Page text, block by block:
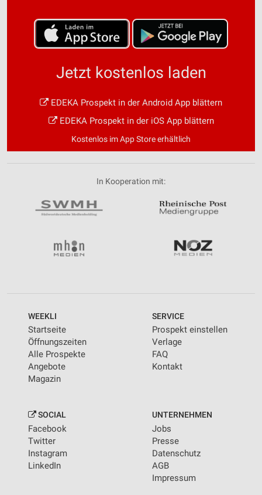
Jetzt kostenlos laden
EDEKA Prospekt in der Android App blättern
EDEKA Prospekt in der iOS App blättern
Kostenlos im App Store erhältlich
In Kooperation mit:
WEEKLI
Startseite
Öffnungszeiten
Alle Prospekte
Angebote
Magazin
SERVICE
Prospekt einstellen
Verlage
FAQ
Kontakt
SOCIAL
Facebook
Twitter
Instagram
LinkedIn
UNTERNEHMEN
Jobs
Presse
Datenschutz
AGB
Impressum